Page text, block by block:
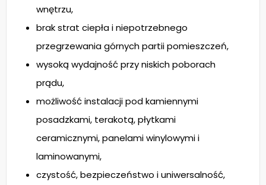
wnętrzu,
brak strat ciepła i niepotrzebnego
przegrzewania górnych partii pomieszczeń,
wysoką wydajność przy niskich poborach
prądu,
możliwość instalacji pod kamiennymi
posadzkami, terakotą, płytkami
ceramicznymi, panelami winylowymi i
laminowanymi,
czystość, bezpieczeństwo i uniwersalność,